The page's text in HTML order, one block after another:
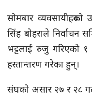
सोमबार
सिंह बोहराले निर्वाचन
भट्टलाई रुजु गरिएको
हस्तान्तरण गरेका हुन्।
संघको असार २७ र २८